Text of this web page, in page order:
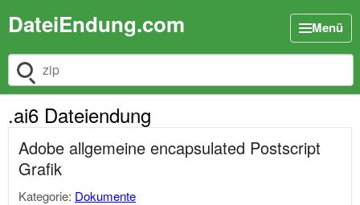
DateiEndung.com Menü
Dateiendung suchen
.ai6 Dateiendung
Adobe allgemeine encapsulated Postscript
Grafik
Kategorie: Dokumente